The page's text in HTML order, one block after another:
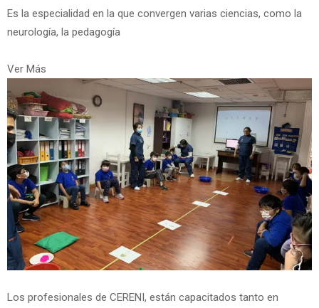
Es la especialidad en la que convergen varias ciencias, como la
neurología, la pedagogía
Ver Más
Los profesionales de CERENI, están capacitados tanto en